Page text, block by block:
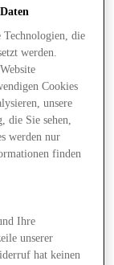
Technologien, die
werden.
Cookies
unsere
die Sie sehen,
werden nur
finden
Ihre
unserer
hat keinen